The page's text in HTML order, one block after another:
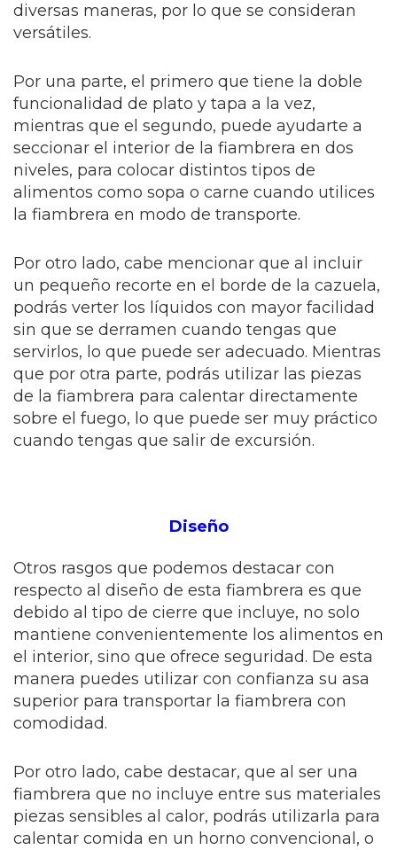
diversas maneras, por lo que se consideran
versátiles.
Por una parte, el primero que tiene la doble
funcionalidad de plato y tapa a la vez,
mientras que el segundo, puede ayudarte a
seccionar el interior de la fiambrera en dos
niveles, para colocar distintos tipos de
alimentos como sopa o carne cuando utilices
la fiambrera en modo de transporte.
Por otro lado, cabe mencionar que al incluir
un pequeño recorte en el borde de la cazuela,
podrás verter los líquidos con mayor facilidad
sin que se derramen cuando tengas que
servirlos, lo que puede ser adecuado. Mientras
que por otra parte, podrás utilizar las piezas
de la fiambrera para calentar directamente
sobre el fuego, lo que puede ser muy práctico
cuando tengas que salir de excursión.
Diseño
Otros rasgos que podemos destacar con
respecto al diseño de esta fiambrera es que
debido al tipo de cierre que incluye, no solo
mantiene convenientemente los alimentos en
el interior, sino que ofrece seguridad. De esta
manera puedes utilizar con confianza su asa
superior para transportar la fiambrera con
comodidad.
Por otro lado, cabe destacar, que al ser una
fiambrera que no incluye entre sus materiales
piezas sensibles al calor, podrás utilizarla para
calentar comida en un horno convencional, o